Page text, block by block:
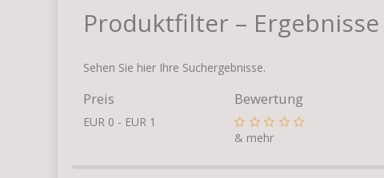
Produktfilter – Ergebnisse
Sehen Sie hier Ihre Suchergebnisse.
Preis
EUR 0 - EUR 1
Bewertung
& mehr